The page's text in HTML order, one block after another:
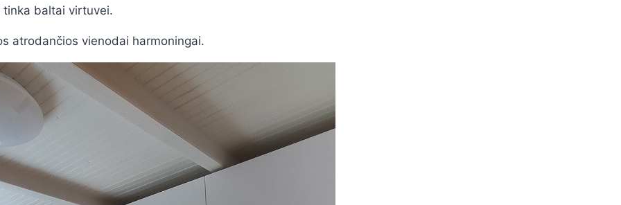
tinka baltai virtuvei.
atrodančios vienodai harmoningai.